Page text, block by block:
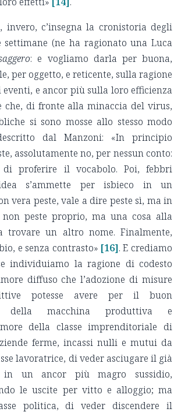
invero, c’insegna la cronistoria degli
settimane (ne ha ragionato una Luca
: e vogliamo darla per buona,
per oggetto, e reticente, sulla ragione
e ancor più sulla loro efficienza
che, di fronte alla minaccia del virus,
si sono mosse allo stesso modo
dal Manzoni: «In principio
assolutamente no, per nessun conto:
proferire il vocabolo. Poi, febbri
s’ammette per isbieco in un
vera peste, vale a dire peste sì, ma in
non peste proprio, ma una cosa alla
trovare un altro nome. Finalmente,
e senza contrasto» [16]. E crediamo
individuiamo la ragione di codesto
diffuso che l’adozione di misure
potesse avere per il buon
della macchina produttiva e
della classe imprenditoriale di
ferme, incassi nulli e mutui da
lavoratrice, di veder asciugare il già
in un ancor più magro sussidio,
le uscite per vitto e alloggio; ma
politica, di veder discendere il